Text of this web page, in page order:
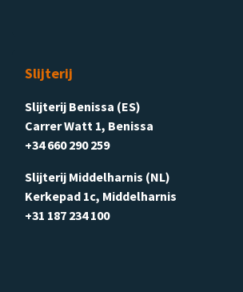
Slijterij
Slijterij Benissa (ES)
Carrer Watt 1, Benissa
+34 660 290 259
Slijterij Middelharnis (NL)
Kerkepad 1c, Middelharnis
+31 187 234 100